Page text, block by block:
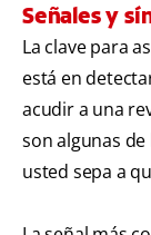
Señales y
La clave para
está en
acudir a una
son algunas
usted sepa a